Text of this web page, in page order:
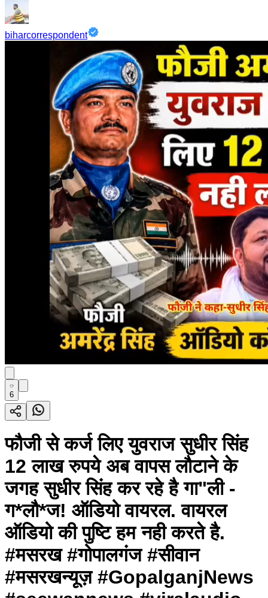
biharcorrespondent
6
फौजी से कर्ज लिए युवराज सुधीर सिंह
12 लाख रुपये अब वापस लौटाने के
जगह सुधीर सिंह कर रहे है गा"ली -
ग*लौ*ज! ऑडियो वायरल. वायरल
ऑडियो की पुष्टि हम नही करते है.
#मसरख #गोपालगंज #सीवान
#मसरखन्यूज़ #GopalganjNews